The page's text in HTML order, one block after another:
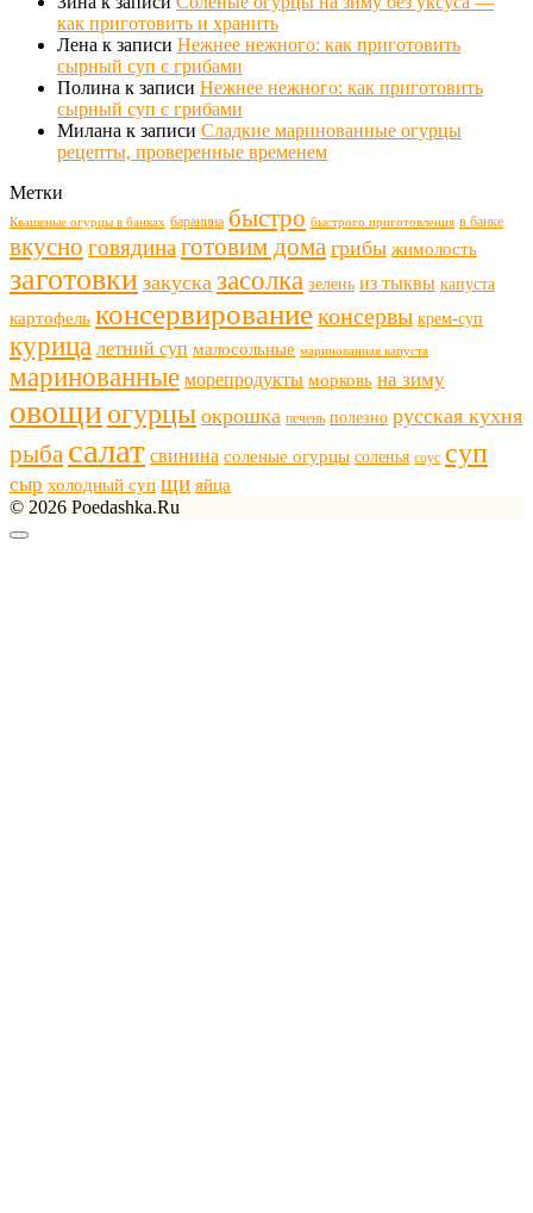
как приготовить и хранить
Лена к записи Нежнее нежного: как приготовить
сырный суп с грибами
Полина к записи Нежнее нежного: как приготовить
сырный суп с грибами
Милана к записи Сладкие маринованные огурцы
рецепты, проверенные временем
Метки
Квашеные огурцы в банках баранина быстро быстрого приготовления в банке
вкусно говядинаготовим дома грибы жимолость
заготовки закуска засолка зелень из тыквы капуста
картофель консервированиеконсервы крем-суп
курица летний суп малосольные маринованная капуста
маринованные морепродукты морковь на зиму
овощиогурцы окрошка печень полезно русская кухня
рыба салат свинина соленые огурцы соленья соус суп
сыр холодный суп щи яйца
© 2026 Poedashka.Ru